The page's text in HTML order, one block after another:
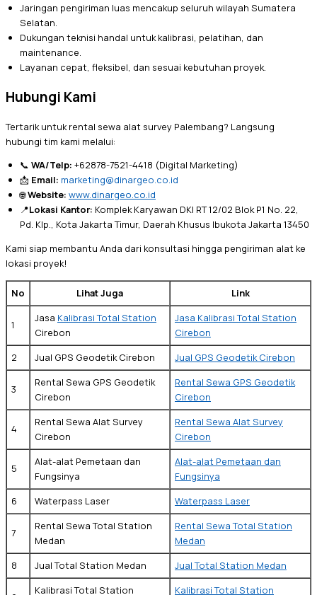
Jaringan pengiriman luas mencakup seluruh wilayah Sumatera
Selatan.
Dukungan teknisi handal untuk kalibrasi, pelatihan, dan
maintenance.
Layanan cepat, fleksibel, dan sesuai kebutuhan proyek.
Hubungi Kami
Tertarik untuk rental sewa alat survey Palembang? Langsung
hubungi tim kami melalui:
📞 WA/Telp: +62878-7521-4418 (Digital Marketing)
📩 Email: marketing@dinargeo.co.id
🌐Website: www.dinargeo.co.id
📍Lokasi Kantor: Komplek Karyawan DKI RT 12/02 Blok P1 No. 22,
Pd. Klp., Kota Jakarta Timur, Daerah Khusus Ibukota Jakarta 13450
Kami siap membantu Anda dari konsultasi hingga pengiriman alat ke
lokasi proyek!
No Lihat Juga Link
1
Jasa Kalibrasi Total Station
Cirebon
Jasa Kalibrasi Total Station
Cirebon
2
Jual GPS Geodetik Cirebon Jual GPS Geodetik Cirebon
3
Rental Sewa GPS Geodetik
Cirebon
Rental Sewa GPS Geodetik
Cirebon
4
Rental Sewa Alat Survey
Cirebon
Rental Sewa Alat Survey
Cirebon
5
Alat-alat Pemetaan dan
Fungsinya
Alat-alat Pemetaan dan
Fungsinya
6
Waterpass Laser Waterpass Laser
7
Rental Sewa Total Station
Medan
Rental Sewa Total Station
Medan
8
Jual Total Station Medan Jual Total Station Medan
Kalibrasi Total Station Kalibrasi Total Station